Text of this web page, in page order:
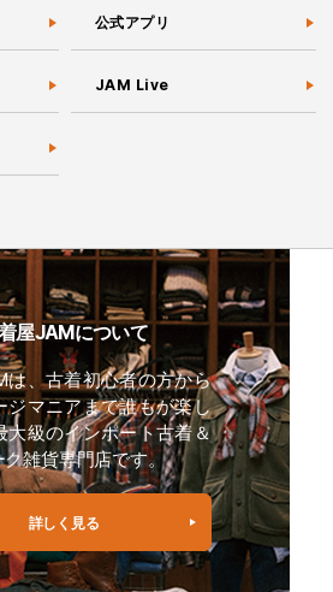
公式アプリ
JAM Live
屋JAMについて
は、古着初心者の方から
ジマニアまで誰もが楽し
大級のインポート古着＆
雑貨専門店です。
詳しく見る